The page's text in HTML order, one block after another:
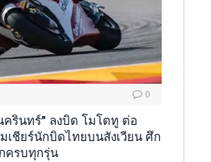
0
ครินทร์” ลงบิด โมโตทู ต่อ
เชียร์นักบิดไทยบนสังเวียน ศึก
ครบทุกรุ่น